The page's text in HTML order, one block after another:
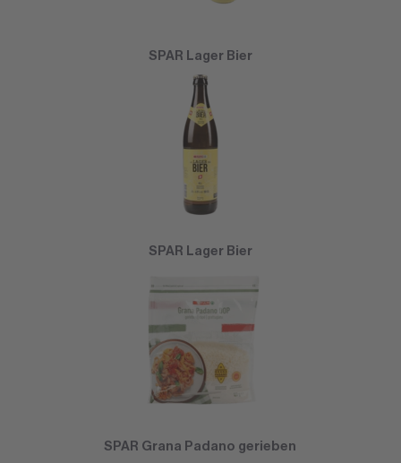
SPAR Lager Bier
SPAR Lager Bier
SPAR Grana Padano gerieben